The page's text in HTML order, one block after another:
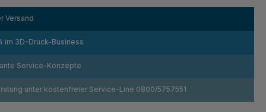
Versand
im 3D-Druck-Business
Service-Konzepte
unter kostenfreier Service-Line 0800/5757551